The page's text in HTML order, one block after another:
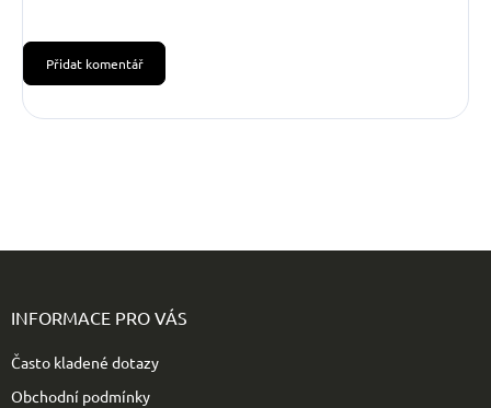
Přidat komentář
INFORMACE PRO VÁS
Často kladené dotazy
Obchodní podmínky